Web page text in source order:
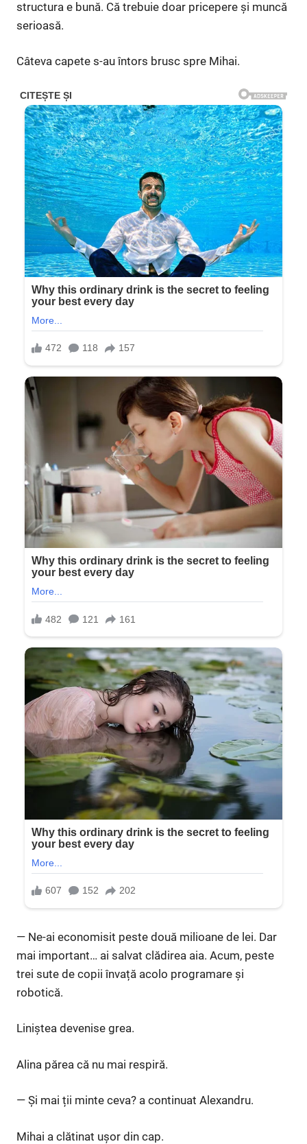
structura e bună. Că trebuie doar pricepere și muncă
serioasă.
Câteva capete s-au întors brusc spre Mihai.
— Ne-ai economisit peste două milioane de lei. Dar
mai important… ai salvat clădirea aia. Acum, peste
trei sute de copii învață acolo programare și
robotică.
Liniștea devenise grea.
Alina părea că nu mai respiră.
— Și mai ții minte ceva? a continuat Alexandru.
Mihai a clătinat ușor din cap.